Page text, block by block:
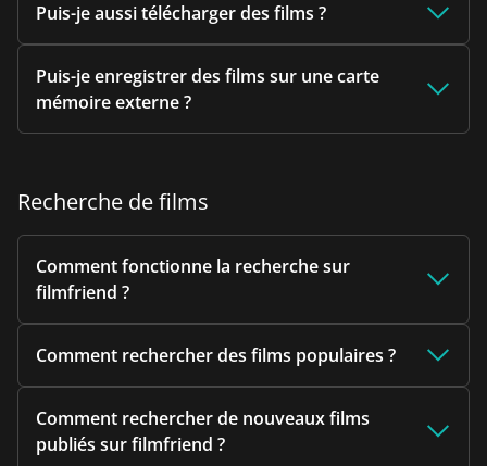
Puis-je aussi télécharger des films ?
Puis-je enregistrer des films sur une carte
mémoire externe ?
Recherche de films
Comment fonctionne la recherche sur
filmfriend ?
Comment rechercher des films populaires ?
Comment rechercher de nouveaux films
publiés sur filmfriend ?